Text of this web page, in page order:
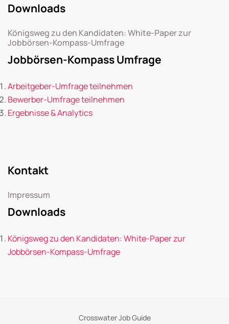
Downloads
Königsweg zu den Kandidaten: White-Paper zur
Jobbörsen-Kompass-Umfrage
Jobbörsen-Kompass Umfrage
Arbeitgeber-Umfrage teilnehmen
Bewerber-Umfrage teilnehmen
Ergebnisse & Analytics
Kontakt
Impressum
Downloads
Königsweg zu den Kandidaten: White-Paper zur
Jobbörsen-Kompass-Umfrage
Crosswater Job Guide